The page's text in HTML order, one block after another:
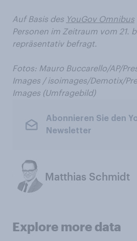
Auf Basis des YouGov Omnibus
Personen im Zeitraum vom 21.
repräsentativ befragt.
Fotos: Mauro Buccarello/AP/
Images /isoimages/Demotix/
Images (Umfragebild)
Abonnieren Sie den
Newsletter
Matthias Schmidt
Explore more data